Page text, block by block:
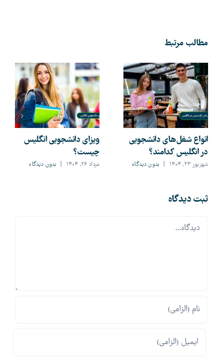
مطالب مرتبط
انواع شغل‌های دانشجویی
در انگلیس کدامند؟
شهریور ۲۳, ۱۴۰۴ بدون ديدگاه
ویزای دانشجویی انگلیس
چیست؟
مرداد ۲۶, ۱۴۰۴ بدون ديدگاه
ثبت ديدگاه
Comment